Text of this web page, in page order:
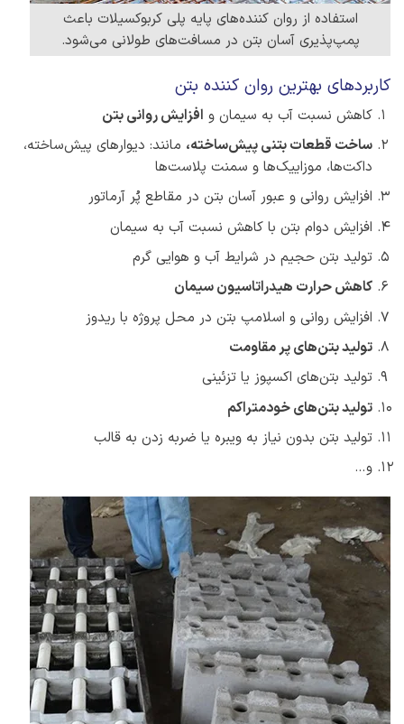
استفاده از روان کننده‌های پایه پلی کربوکسیلات باعث
پمپ‌پذیری آسان بتن در مسافت‌های طولانی می‌شود.
کاربردهای بهترین روان کننده بتن
کاهش نسبت آب به سیمان و افزایش روانی بتن
ساخت قطعات بتنی پیش‌ساخته، مانند: دیوارهای پیش‌ساخته،
داکت‌ها، موزاییک‌ها و سمنت پلاست‌ها
افزایش روانی و عبور آسان بتن در مقاطع پُر آرماتور
افزایش دوام بتن با کاهش نسبت آب به سیمان
تولید بتن حجیم در شرایط آب و هوایی گرم
کاهش حرارت هیدراتاسیون سیمان
افزایش روانی و اسلامپ بتن در محل پروژه با ریدوز
تولید بتن‌های پر مقاومت
تولید بتن‌های اکسپوز یا تزئینی
تولید بتن‌های خودمتراکم
تولید بتن بدون نیاز به ویبره یا ضربه زدن به قالب
و…